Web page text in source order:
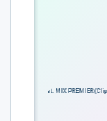
feat. MIX PREMIER (Clip Officiel)